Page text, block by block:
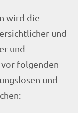
wird die
und
und
folgenden
und